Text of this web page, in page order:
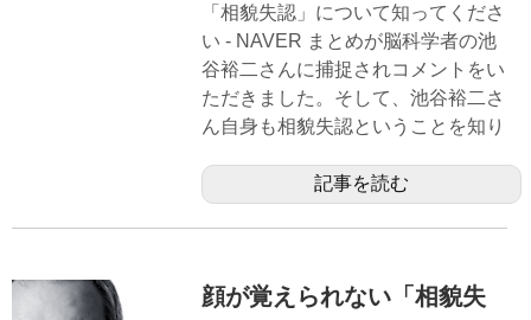
「相貌失認」について知ってくださ
い - NAVER まとめが脳科学者の池
谷裕二さんに捕捉されコメントをい
ただきました。そして、池谷裕二さ
ん自身も相貌失認ということを知り
記事を読む
顔が覚えられない「相貌失